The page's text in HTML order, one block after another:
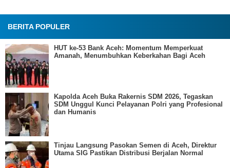
BERITA POPULER
HUT ke-53 Bank Aceh: Momentum Memperkuat
Amanah, Menumbuhkan Keberkahan Bagi Aceh
Kapolda Aceh Buka Rakernis SDM 2026, Tegaskan
SDM Unggul Kunci Pelayanan Polri yang Profesional
dan Humanis
Tinjau Langsung Pasokan Semen di Aceh, Direktur
Utama SIG Pastikan Distribusi Berjalan Normal